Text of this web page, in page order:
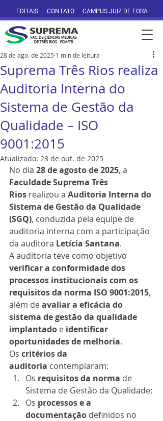
EDITAIS CONTATO CAMPUS JUIZ DE FORA
Suprema Três Rios realiza
Auditoria Interna do
Sistema de Gestão da
Qualidade – ISO
9001:2015
28 de ago. de 2025 1 min de leitura
Atualizado: 23 de out. de 2025
No dia 28 de agosto de 2025, a
Faculdade Suprema Três
Rios realizou a Auditoria Interna do
Sistema de Gestão da Qualidade
(SGQ), conduzida pela equipe de
auditoria interna com a participação
da auditora Letícia Santana.
A auditoria teve como objetivo
verificar a conformidade dos
processos institucionais com os
requisitos da norma ISO 9001:2015,
além de avaliar a eficácia do
sistema de gestão da qualidade
implantado e identificar
oportunidades de melhoria.
Os critérios da
auditoria contemplaram:
Os requisitos da norma de
Sistema de Gestão da Qualidade;
Os processos e a
documentação definidos no